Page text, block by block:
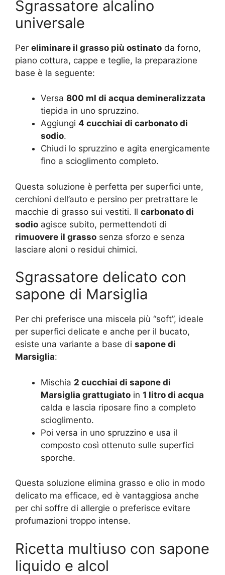
Sgrassatore alcalino
universale
Per eliminare il grasso più ostinato da forno,
piano cottura, cappe e teglie, la preparazione
base è la seguente:
Versa 800 ml di acqua demineralizzata
tiepida in uno spruzzino.
Aggiungi 4 cucchiai di carbonato di
sodio.
Chiudi lo spruzzino e agita energicamente
fino a scioglimento completo.
Questa soluzione è perfetta per superfici unte,
cerchioni dell’auto e persino per pretrattare le
macchie di grasso sui vestiti. Il carbonato di
sodio agisce subito, permettendoti di
rimuovere il grasso senza sforzo e senza
lasciare aloni o residui chimici.
Sgrassatore delicato con
sapone di Marsiglia
Per chi preferisce una miscela più “soft”, ideale
per superfici delicate e anche per il bucato,
esiste una variante a base di sapone di
Marsiglia:
Mischia 2 cucchiai di sapone di
Marsiglia grattugiato in 1 litro di acqua
calda e lascia riposare fino a completo
scioglimento.
Poi versa in uno spruzzino e usa il
composto così ottenuto sulle superfici
sporche.
Questa soluzione elimina grasso e olio in modo
delicato ma efficace, ed è vantaggiosa anche
per chi soffre di allergie o preferisce evitare
profumazioni troppo intense.
Ricetta multiuso con sapone
liquido e alcol